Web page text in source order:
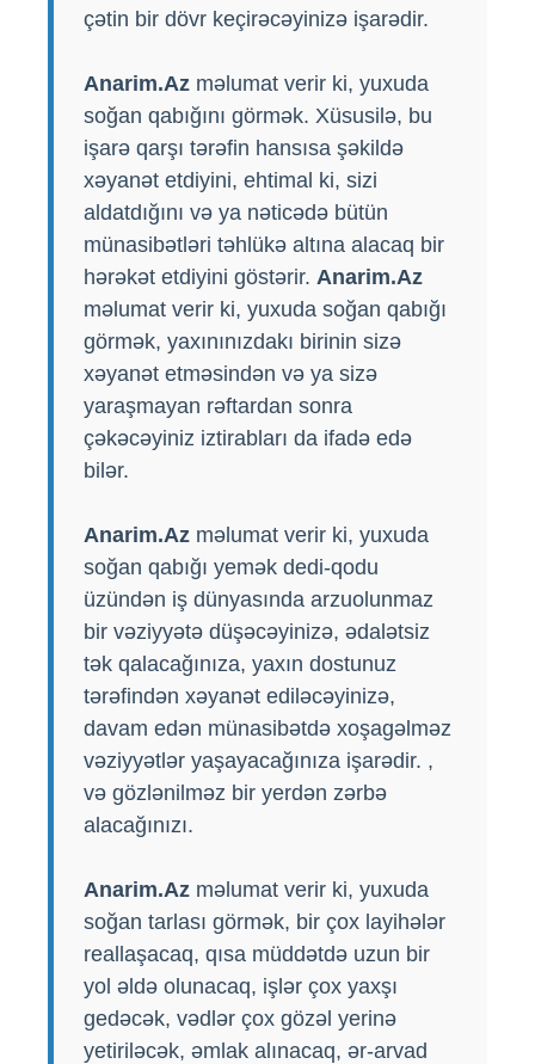
çətin bir dövr keçirəcəyinizə işarədir.
Anarim.Az məlumat verir ki, yuxuda
soğan qabığını görmək. Xüsusilə, bu
işarə qarşı tərəfin hansısa şəkildə
xəyanət etdiyini, ehtimal ki, sizi
aldatdığını və ya nəticədə bütün
münasibətləri təhlükə altına alacaq bir
hərəkət etdiyini göstərir. Anarim.Az
məlumat verir ki, yuxuda soğan qabığı
görmək, yaxınınızdakı birinin sizə
xəyanət etməsindən və ya sizə
yaraşmayan rəftardan sonra
çəkəcəyiniz iztirabları da ifadə edə
bilər.
Anarim.Az məlumat verir ki, yuxuda
soğan qabığı yemək dedi-qodu
üzündən iş dünyasında arzuolunmaz
bir vəziyyətə düşəcəyinizə, ədalətsiz
tək qalacağınıza, yaxın dostunuz
tərəfindən xəyanət ediləcəyinizə,
davam edən münasibətdə xoşagəlməz
vəziyyətlər yaşayacağınıza işarədir. ,
və gözlənilməz bir yerdən zərbə
alacağınızı.
Anarim.Az məlumat verir ki, yuxuda
soğan tarlası görmək, bir çox layihələr
reallaşacaq, qısa müddətdə uzun bir
yol əldə olunacaq, işlər çox yaxşı
gedəcək, vədlər çox gözəl yerinə
yetiriləcək, əmlak alınacaq, ər-arvad